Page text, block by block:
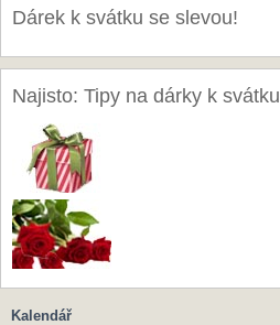
Dárek k svátku se slevou!
Najisto: Tipy na dárky k svátku
Kalendář